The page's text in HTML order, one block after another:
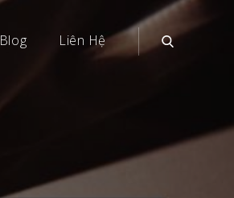
Blog Liên Hệ